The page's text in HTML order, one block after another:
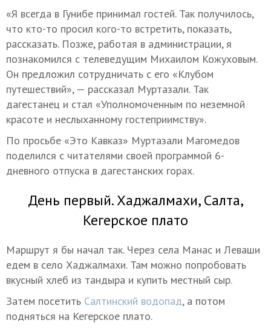
«Я всегда в Гунибе принимал гостей. Так получилось,
что кто-то просил кого-то встретить, показать,
рассказать. Позже, работая в администрации, я
познакомился с телеведущим Михаилом Кожуховым.
Он предложил сотрудничать с его «Клубом
путешествий», — рассказал Муртазали. Так
дагестанец и стал «Уполномоченным по неземной
красоте и неслыханному гостеприимству».
По просьбе «Это Кавказ» Муртазали Магомедов
поделился с читателями своей программой 6-
дневного отпуска в дагестанских горах.
День первый. Хаджалмахи, Салта,
Кегерское плато
Маршрут я бы начал так. Через села Манас и Леваши
едем в село Хаджалмахи. Там можно попробовать
вкусный хлеб из тандыра и купить местный сыр.
Затем посетить Салтинский водопад, а потом
подняться на Кегерское плато.